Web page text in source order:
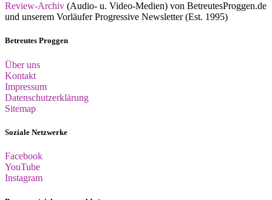
Review-Archiv (Audio- u. Video-Medien) von BetreutesProggen.de
und unserem Vorläufer Progressive Newsletter (Est. 1995)
Betreutes Proggen
Über uns
Kontakt
Impressum
Datenschutzerklärung
Sitemap
Soziale Netzwerke
Facebook
YouTube
Instagram